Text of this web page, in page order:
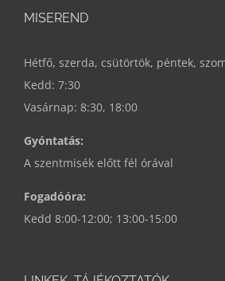
MISEREND
Hétfő, szerda, csütörtök, péntek,
Kedd: 7:30
Vasárnap: 8:30, 18:00
Gyóntatás:
A szentmisék előtt fél órával
Fogadóóra:
Kedd 8:00-12:00; 13:00-15:00